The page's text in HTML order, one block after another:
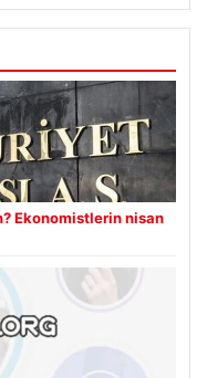
Ekonomistlerin nisan